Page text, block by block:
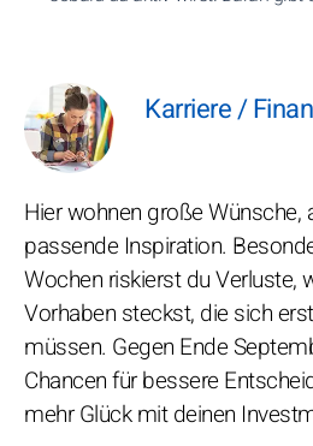
Karriere /
Hier wohnen große
passende Inspiration.
Wochen riskierst du Verluste,
Vorhaben steckst, die sich
müssen. Gegen Ende
Chancen für bessere
mehr Glück mit deinen